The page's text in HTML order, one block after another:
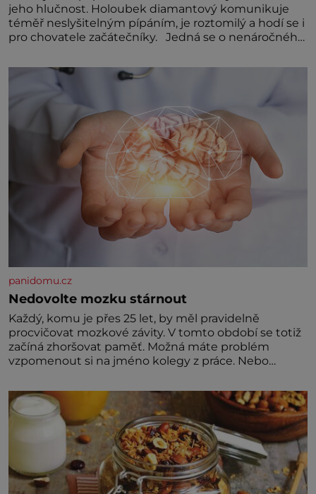
jeho hlučnost. Holoubek diamantový komunikuje
téměř neslyšitelným pípáním, je roztomilý a hodí se i
pro chovatele začátečníky. Jedná se o nenáročného
Hodně času tráví na zemi, kde sbírá zbytky semínek
Jeho domovinou je prakticky celá Austrálie s
výjimkou pobřežní oblasti.
panidomu.cz
Nedovolte mozku stárnout
Každý, komu je přes 25 let, by měl pravidelně
procvičovat mozkové závity. V tomto období se totiž
začíná zhoršovat paměť. Možná máte problém
vzpomenout si na jméno kolegy z práce. Nebo
nedávno přečetli. Je to opravdu tak, s věkem jako
kdyby se paměť rozhodla stávkovat. Cvičte